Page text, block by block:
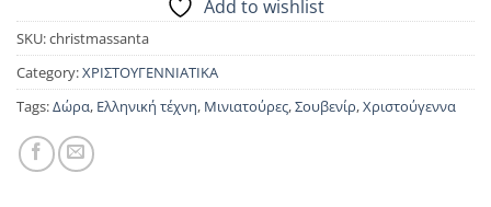
Add to wishlist
SKU:christmassanta
Category:ΧΡΙΣΤΟΥΓΕΝΝΙΑΤΙΚΑ
Tags:Δώρα, Ελληνική τέχνη, Μινιατούρες,Σουβενίρ,Χριστούγεννα